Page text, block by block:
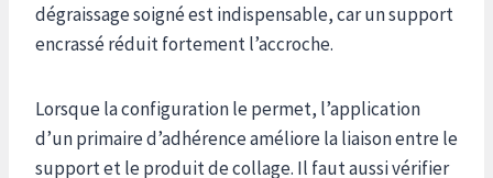
dégraissage soigné est indispensable, car un support
encrassé réduit fortement l’accroche.
Lorsque la configuration le permet, l’application
d’un primaire d’adhérence améliore la liaison entre le
support et le produit de collage. Il faut aussi vérifier